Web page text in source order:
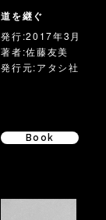
道を継ぐ
発行:2017年3月
著者:佐藤友美
発行元:アタシ社
Book